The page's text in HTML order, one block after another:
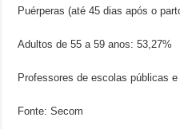
Puérperas (até 45 dias após o
Adultos de 55 a 59 anos: 53,27%
Professores de escolas públicas
Fonte: Secom